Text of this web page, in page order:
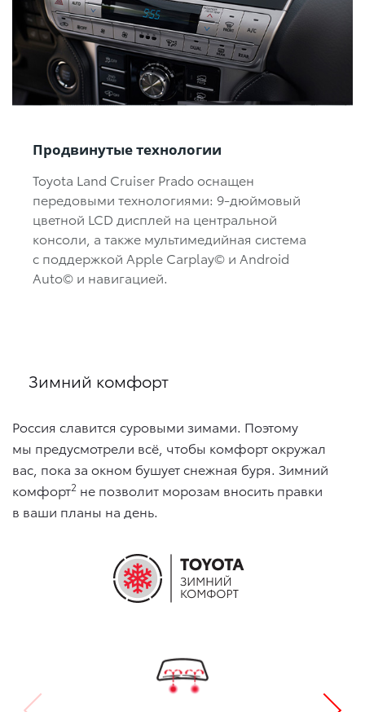
Продвинутые технологии
Toyota Land Cruiser Prado оснащен
передовыми технологиями: 9-дюймовый
цветной LCD дисплей на центральной
консоли, а также мультимедийная система
с поддержкой Apple Carplay© и Android
Auto© и навигацией.
Зимний комфорт
Россия славится суровыми зимами. Поэтому
мы предусмотрели всё, чтобы комфорт окружал
вас, пока за окном бушует снежная буря. Зимний
комфорт2 не позволит морозам вносить правки
в ваши планы на день.